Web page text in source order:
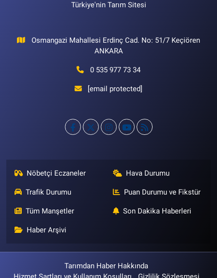
Türkiye'nin Tarım Sitesi
Osmangazi Mahallesi Erdinç Cad. No: 51/7 Keçiören
ANKARA
0 535 977 73 34
[email protected]
Nöbetçi Eczaneler Hava Durumu
Trafik Durumu Puan Durumu ve Fikstür
Tüm Manşetler Son Dakika Haberleri
Haber Arşivi
Tarımdan Haber Hakkında